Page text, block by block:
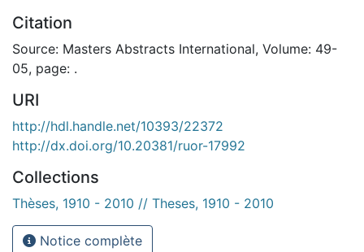
Citation
Source: Masters Abstracts International, Volume: 49-
05, page: .
URI
http://hdl.handle.net/10393/22372
http://dx.doi.org/10.20381/ruor-17992
Collections
Thèses, 1910 - 2010 // Theses, 1910 - 2010
Notice complète